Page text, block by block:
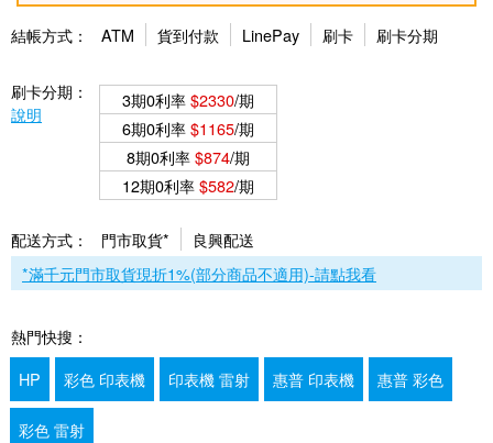
結帳方式： ATM 貨到付款 LinePay 刷卡 刷卡分期
刷卡分期：
說明
3期0利率$2330/期
6期0利率$1165/期
8期0利率$874/期
12期0利率$582/期
配送方式： 門市取貨*
良興配送
*滿千元門市取貨現折1%(部分商品不適用)-請點我看
熱門快搜：
HP
彩色 印表機 印表機 雷射 惠普 印表機 惠普 彩色
彩色 雷射